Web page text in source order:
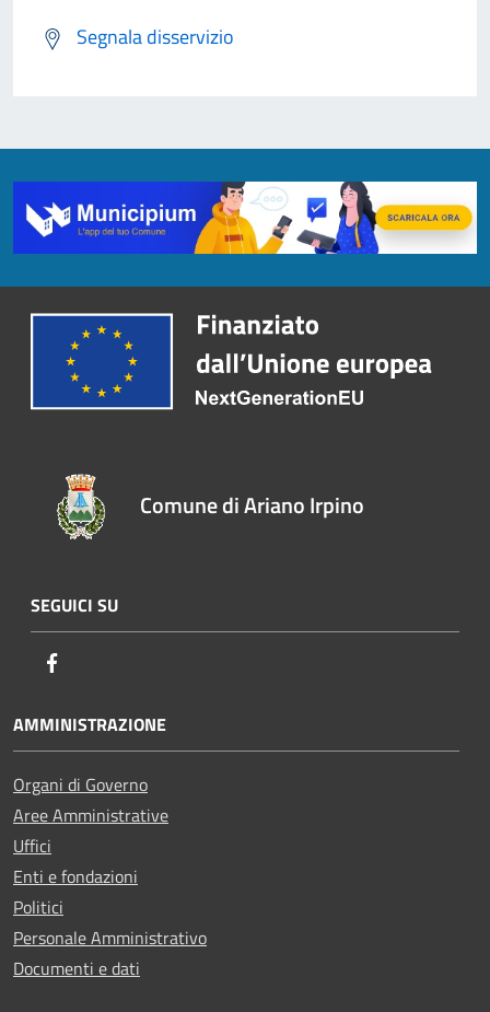
Segnala disservizio
Comune di Ariano Irpino
SEGUICI SU
AMMINISTRAZIONE
Organi di Governo
Aree Amministrative
Uffici
Enti e fondazioni
Politici
Personale Amministrativo
Documenti e dati